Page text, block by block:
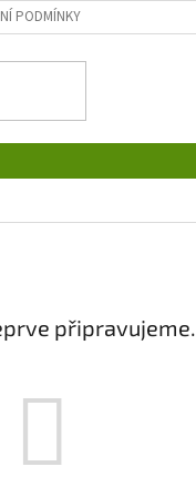
PODMÍNKY
připravujeme.